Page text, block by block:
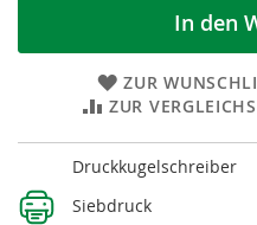
In den
ZUR
ZUR
Informationen
Druckkugelschreiber
Siebdruck